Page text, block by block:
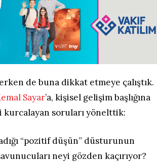
de buna dikkat etmeye çalıştık.
Sayar’a, kişisel gelişim başlığına
soruları yönelttik:
“pozitif düşün” düsturunun
neyi gözden kaçırıyor?